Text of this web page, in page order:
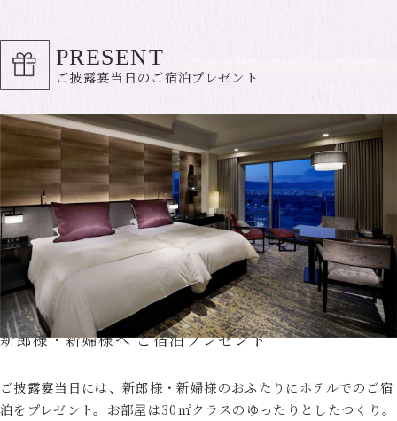
PRESENT
ご披露宴当日のご宿泊プレゼント
新郎様・新婦様へ ご宿泊プレゼント
ご披露宴当日には、新郎様・新婦様のおふたりにホテルでのご宿
泊をプレゼント。お部屋は30㎡クラスのゆったりとしたつくり。